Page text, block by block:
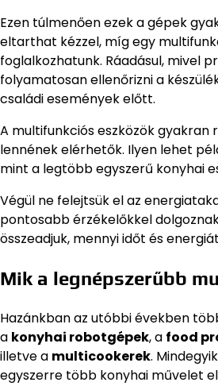
Ezen túlmenően ezek a gépek
eltarthat kézzel, míg egy
foglalkozhatunk. Ráadásul, mivel
folyamatosan ellenőrizni a
családi események előtt.
A multifunkciós eszközök
lennének elérhetők. Ilyen lehet
mint a legtöbb egyszerű konyhai
Végül ne felejtsük el az
pontosabb érzékelőkkel
összeadjuk, mennyi időt és
Mik a legnépszerűbb
Hazánkban az utóbbi években
a konyhai robotgépek, a food
illetve a multicookerek.
egyszerre több konyhai művelet